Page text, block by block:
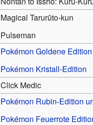
Magical Tarurūto-kun
Pulseman
Pokémon Goldene
Pokémon Kristall-Edition
Click Medic
Pokémon Rubin-Edition
Pokémon Feuerrote